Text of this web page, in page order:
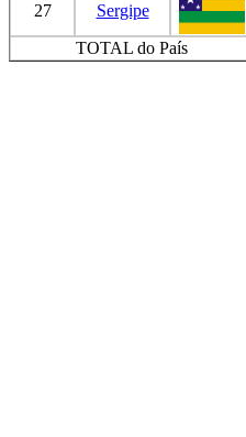
27 Sergipe
TOTAL do País